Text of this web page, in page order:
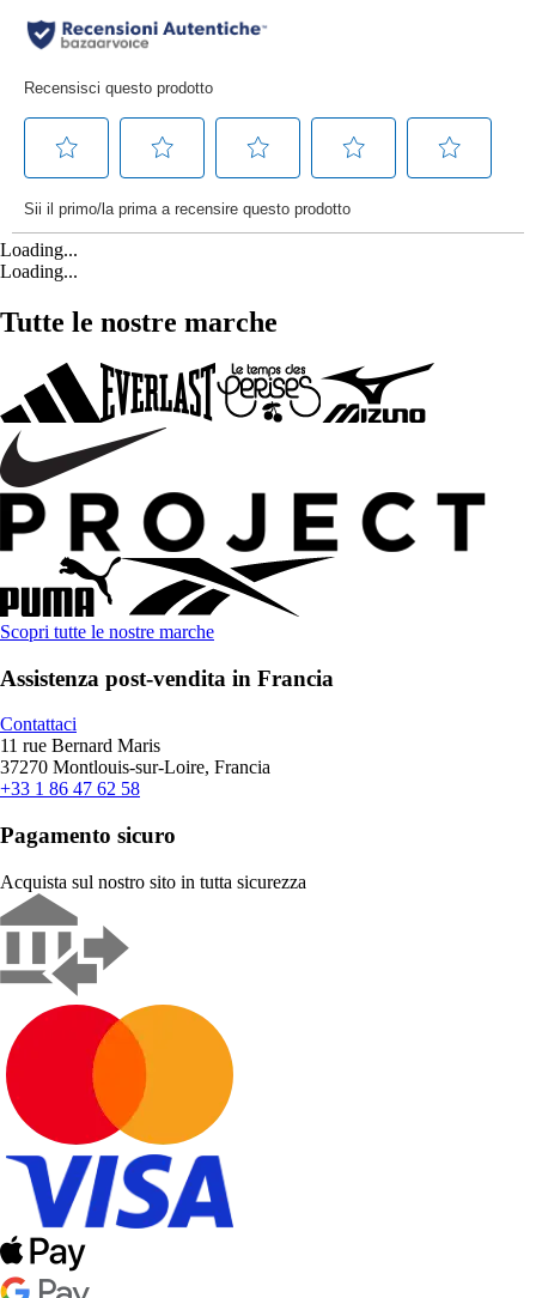
Loading...
Loading...
Tutte le nostre marche
Scopri tutte le nostre marche
Assistenza post-vendita in Francia
Contattaci
11 rue Bernard Maris
37270 Montlouis-sur-Loire, Francia
+33 1 86 47 62 58
Pagamento sicuro
Acquista sul nostro sito in tutta sicurezza